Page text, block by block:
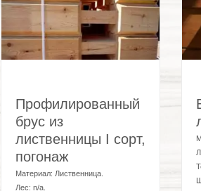
Профилированный
брус из
лиственницы I сорт,
погонаж
Материал: Лиственница.
Лес: n/a.